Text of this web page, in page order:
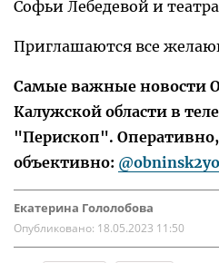
Софьи Лебедевой и
Приглашаются все
Самые важные новости
Калужской области в
"Перископ".
объективно:
Екатерина Гололобова
Опубликовано: 18.05.2023 11:50